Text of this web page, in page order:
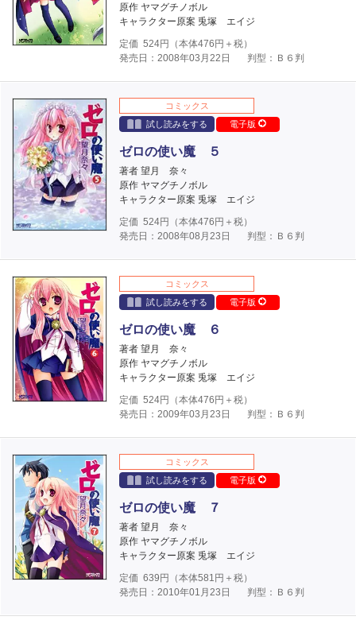
原作 ヤマグチノボル
キャラクター原案 兎塚 エイジ
定価 524円（本体476 円＋税）
発売日：2008年03月22日
判型：Ｂ６判
コミックス
試し読みをする
電子版
ゼロの使い魔 ５
著者 望月 奈々
原作 ヤマグチノボル
キャラクター原案 兎塚 エイジ
定価 524円（本体476 円＋税）
発売日：2008年08月23日
判型：Ｂ６判
コミックス
試し読みをする
電子版
ゼロの使い魔 ６
著者 望月 奈々
原作 ヤマグチノボル
キャラクター原案 兎塚 エイジ
定価 524円（本体476 円＋税）
発売日：2009年03月23日
判型：Ｂ６判
コミックス
試し読みをする
電子版
ゼロの使い魔 ７
著者 望月 奈々
原作 ヤマグチノボル
キャラクター原案 兎塚 エイジ
定価 639 円（本体581 円＋税）
発売日：2010年01月23日
判型：Ｂ６判